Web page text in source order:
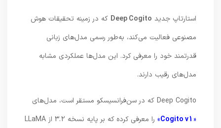
استارتاپ جدید Deep Cogitoکه در زمینه تحقیقات هوش
مصنوعی فعالیت می‌کند، به‌طور رسمی مدل‌های زبانی
قدرتمند خود را معرفی کرد. این مدل‌ها عملکردی مشابه
مدل‌های رقیب دارند.
Deep Cogito که در سن‌فرانسیسکو مستقر است، مدل‌های
Cogito v1
»
را معرفی کرده که بر پایه نسخه 3.2 از LLaMA